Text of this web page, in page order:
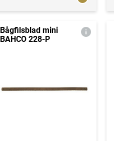
Bågfilsblad mini
BAHCO 228-P